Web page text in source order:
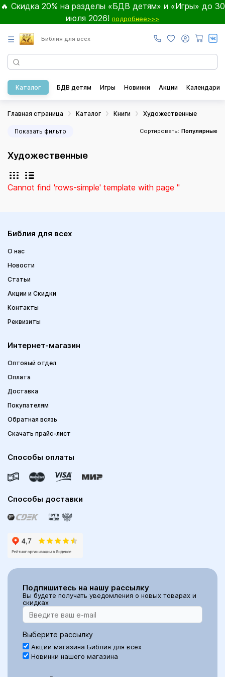
🔥 Скидка 20% на разделы «БДВ детям» и «Игры» до 30
июля 2026! подробнее>>>
☰ Библия для всех
Каталог БДВ детям Игры Новинки Акции Календари
Главная страница Каталог Книги Художественные
Показать фильтр Сортировать: Популярные
Художественные
Cannot find 'rows-simple' template with page ''
Библия для всех
О нас
Новости
Статьи
Акции и Скидки
Контакты
Реквизиты
Интернет-магазин
Оптовый отдел
Оплата
Доставка
Покупателям
Обратная всязь
Скачать прайс-лист
Способы оплаты
Способы доставки
Подпишитесь на нашу рассылку
Вы будете получать уведомления о новых товарах и
скидках
Выберите рассылку
Акции магазина Библия для всех
Новинки нашего магазина